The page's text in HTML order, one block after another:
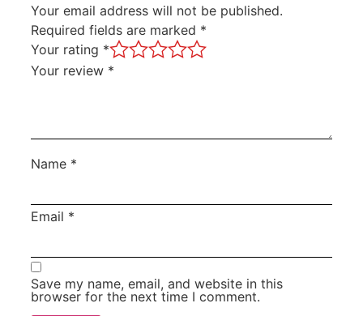
Your email address will not be published.
Required fields are marked *
Your rating *
Your review *
Name *
Email *
Save my name, email, and website in this
browser for the next time I comment.